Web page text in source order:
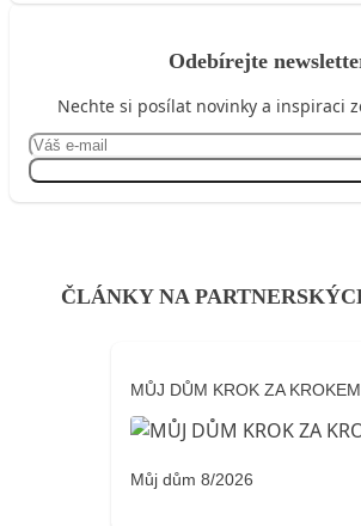
Odebírejte
Nechte si posílat novinky a inspiraci
ČLÁNKY NA
MŮJ DŮM KROK ZA KROKEM
Můj dům 8/2026